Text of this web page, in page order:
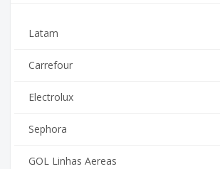
Latam
Carrefour
Electrolux
Sephora
GOL Linhas Aereas